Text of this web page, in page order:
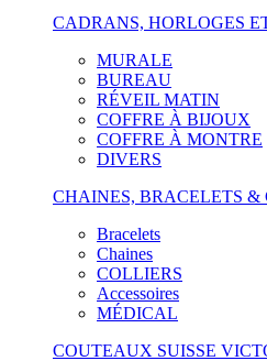
CADRANS, HORLOGES
MURALE
BUREAU
RÉVEIL MATIN
COFFRE À BIJOUX
COFFRE À MONTRE
DIVERS
CHAINES, BRACELETS &
Bracelets
Chaines
COLLIERS
Accessoires
MÉDICAL
COUTEAUX SUISSE